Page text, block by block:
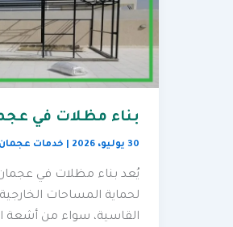
بناء مظلات في
30 يوليو، 2026 خدمات عجمان
يُعد بناء مظلات في
لحماية المساحات
القاسية، سواء من